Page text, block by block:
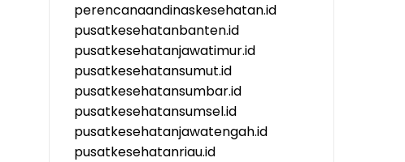
perencanaandinaskesehatan.id
pusatkesehatanbanten.id
pusatkesehatanjawatimur.id
pusatkesehatansumut.id
pusatkesehatansumbar.id
pusatkesehatansumsel.id
pusatkesehatanjawatengah.id
pusatkesehatanriau.id